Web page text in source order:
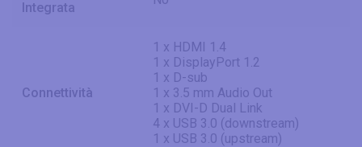
Integrata
Connettività
1 x HDMI 1.4
1 x DisplayPort 1.2
1 x D-sub
1 x 3.5 mm Audio Out
1 x DVI-D Dual Link
4 x USB 3.0 (downstream)
1 x USB 3.0 (upstream)